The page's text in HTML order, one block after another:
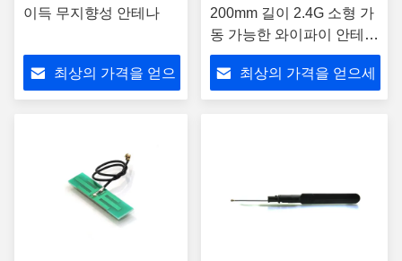
이득 무지향성 안테나
최상의 가격을 얻으
200mm 길이 2.4G 소형 가
동 가능한 와이파이 안테나
1.6dbi 이득
최상의 가격을 얻으세